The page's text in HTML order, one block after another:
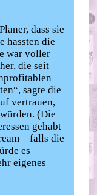
dass sie
hassten die
war voller
die seit
sagte die
vertrauen,
(Die
gehabt
– falls die
es
eigenes